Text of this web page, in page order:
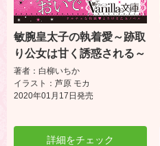
敏腕皇太子の執着愛～跡取
り公女は甘く誘惑される～
著者：白柳いちか
イラスト：芦原 モカ
2020年01月17日発売
詳細をチェック